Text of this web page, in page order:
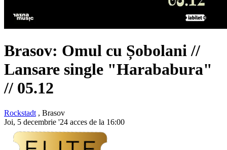
Brasov: Omul cu Șobolani //
Lansare single "Harababura"
// 05.12
Rockstadt , Brasov
Joi, 5 decembrie '24 acces de la 16:00